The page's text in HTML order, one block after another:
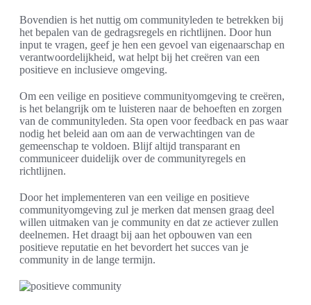
Bovendien is het nuttig om communityleden te betrekken bij
het bepalen van de gedragsregels en richtlijnen. Door hun
input te vragen, geef je hen een gevoel van eigenaarschap en
verantwoordelijkheid, wat helpt bij het creëren van een
positieve en inclusieve omgeving.
Om een veilige en positieve communityomgeving te creëren,
is het belangrijk om te luisteren naar de behoeften en zorgen
van de communityleden. Sta open voor feedback en pas waar
nodig het beleid aan om aan de verwachtingen van de
gemeenschap te voldoen. Blijf altijd transparant en
communiceer duidelijk over de communityregels en
richtlijnen.
Door het implementeren van een veilige en positieve
communityomgeving zul je merken dat mensen graag deel
willen uitmaken van je community en dat ze actiever zullen
deelnemen. Het draagt bij aan het opbouwen van een
positieve reputatie en het bevordert het succes van je
community in de lange termijn.